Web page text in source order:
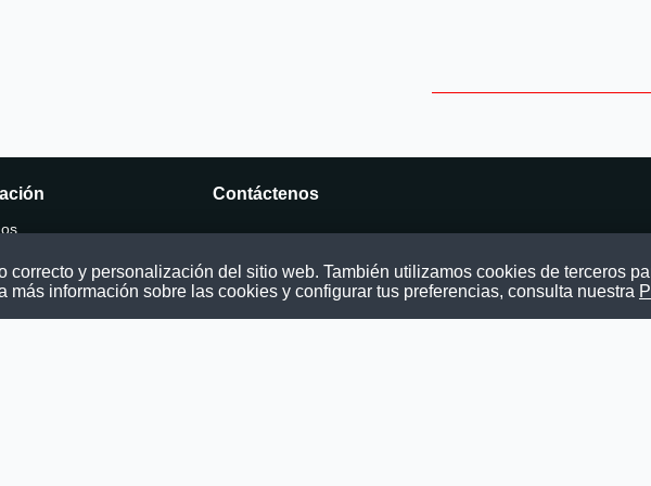
Contáctenos
contacto@convocatoriasdetrabajo.com
y personalización del sitio web. También utilizamos cookies de terceros
información sobre las cookies y configurar tus preferencias, consulta nuestra